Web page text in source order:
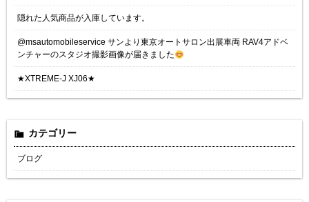
隠れた人気商品が入庫しています。
@msautomobileservice サンより東京オートサロン出展車両 RAV4アドベ
ンチャーのスタジオ撮影画像が届きました
★XTREME-J XJ06★
カテゴリー
ブログ